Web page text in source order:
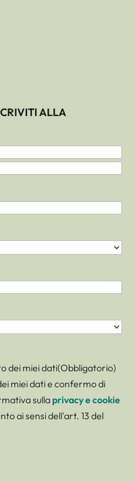
ALLA
dei miei dati(Obbligatorio)
miei dati e confermo di
sulla privacy e cookie
ai sensi dell'art. 13 del